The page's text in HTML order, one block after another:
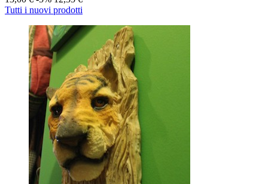
Tutti i nuovi prodotti